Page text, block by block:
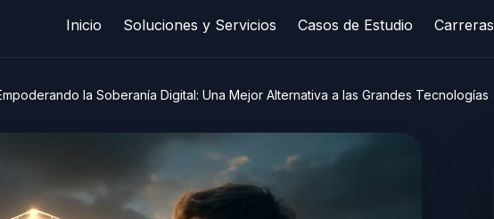
Inicio Soluciones y Servicios Casos de Estudio Carreras
la Soberanía Digital: Una Mejor Alternativa a las Grandes Tecnologías